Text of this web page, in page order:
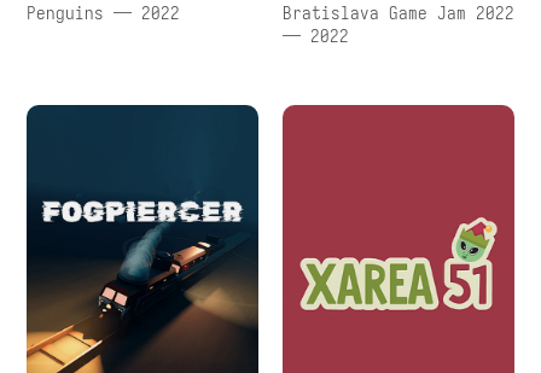
Penguins — 2022
Bratislava Game Jam 2022
— 2022